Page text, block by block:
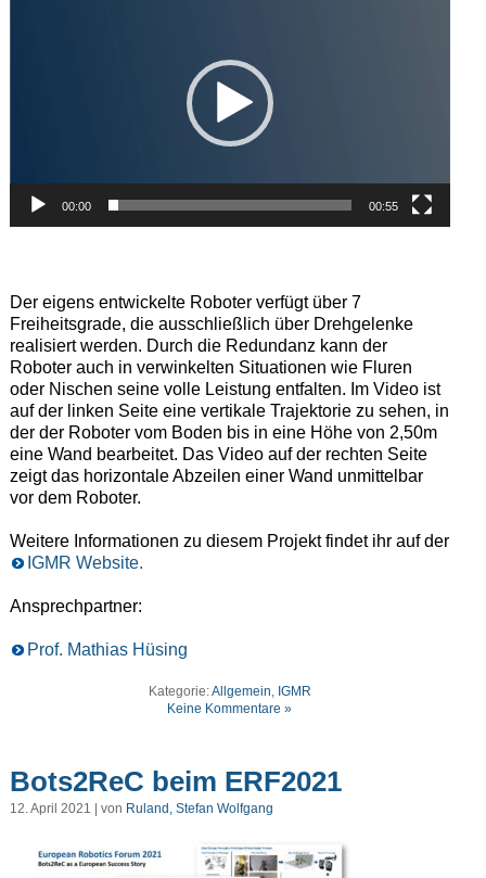
00:00 00:55
Der eigens entwickelte Roboter verfügt über 7
Freiheitsgrade, die ausschließlich über Drehgelenke
realisiert werden. Durch die Redundanz kann der
Roboter auch in verwinkelten Situationen wie Fluren
oder Nischen seine volle Leistung entfalten. Im Video ist
auf der linken Seite eine vertikale Trajektorie zu sehen, in
der der Roboter vom Boden bis in eine Höhe von 2,50m
eine Wand bearbeitet. Das Video auf der rechten Seite
zeigt das horizontale Abzeilen einer Wand unmittelbar
vor dem Roboter.
Weitere Informationen zu diesem Projekt findet ihr auf der
IGMR Website.
Ansprechpartner:
Prof. Mathias Hüsing
Kategorie:Allgemein, IGMR
Keine Kommentare »
Bots2ReC beim ERF2021
12. April 2021 | von Ruland, Stefan Wolfgang